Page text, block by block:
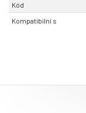
Kód
Kompatibilní s